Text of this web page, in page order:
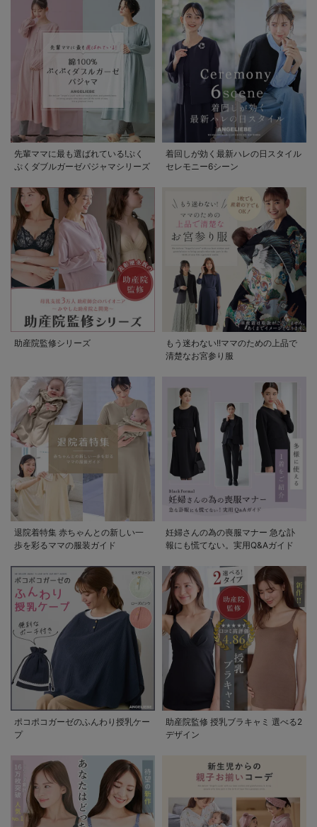
先輩ママに最も選ばれている!ぷく
ぷくダブルガーゼパジャマシリーズ
着回しが効く最新ハレの日スタイル
セレモニー6シーン
助産院監修シリーズ
もう迷わない!!ママのための上品で
清楚なお宮参り服
退院着特集 赤ちゃんとの新しい一
歩を彩るママの服装ガイド
妊婦さんの為の喪服マナー 急な訃
報にも慌てない。実用Q&Aガイド
ポコポコガーゼのふんわり授乳ケー
プ
助産院監修 授乳ブラキャミ 選べる2
デザイン